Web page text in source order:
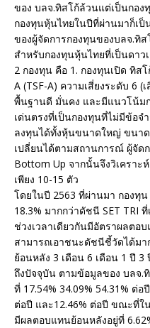
ของ บลจ.ทิสโก้ล้วนแต่เป็นกอ
กองทุนหุ้นไทยในปีที่ผ่านมาก็เ
ของผู้จัดการกองทุนของบลจ.ทิ
สำหรับกองทุนหุ้นไทยที่เป็นดา
2 กองทุน คือ 1. กองทุนเปิด ทิ
A (TSF-A) ความเสี่ยงระดับ 6
พื้นฐานดี มั่นคง และมีแนวโน้ม
เด่นตรงที่เป็นกองทุนที่ไม่มีข้อจ
ลงทุนได้ทั้งหุ้นขนาดใหญ่ ขนา
เปลี่ยนได้ตามสถานการณ์ ผู้จัด
Bottom Up จากนั้นจึงวิเครา
เพียง 10-15 ตัว
โดยในปี 2563 ที่ผ่านมา กองทุ
18.3% มากกว่าดัชนี SET TRI
ช่วงเวลาเดียวกันมีอัตราผลตอ
สามารถเอาชนะดัชนีชี้วัดได้มา
ย้อนหลัง 3 เดือน 6 เดือน 1 ปี
ถึงปัจจุบัน ตามข้อมูลของ บลจ.
ที่ 17.54% 34.09% 54.31% ต่อ
ต่อปี และ12.46% ต่อปี ขณะที่ใ
มีผลตอบแทนย้อนหลังอยู่ที่